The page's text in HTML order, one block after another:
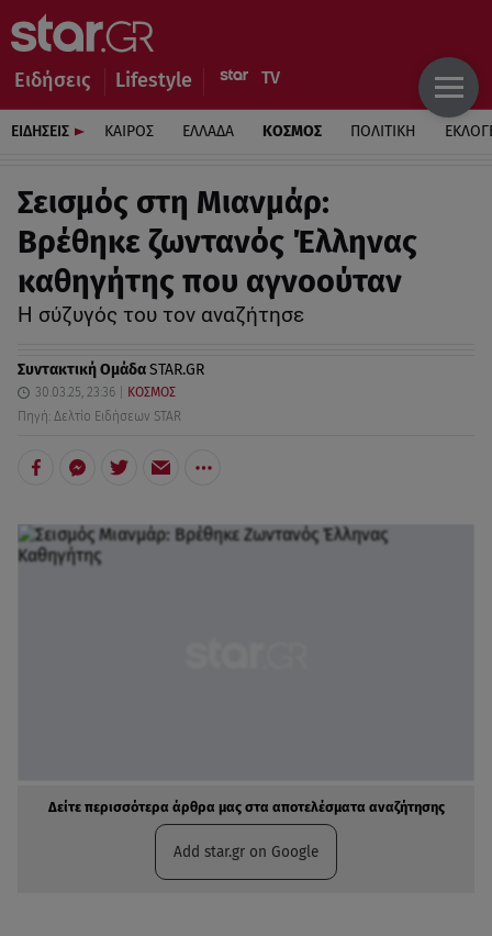
Ειδήσεις Lifestyle
ΕΙΔΗΣΕΙΣ ΚΑΙΡΟΣ ΕΛΛΑΔΑ ΚΟΣΜΟΣ ΠΟΛΙΤΙΚΗ
Σεισμός στη Μιανμάρ:
Βρέθηκε ζωντανός Έλληνας
καθηγήτης που αγνοούταν
Η σύζυγός του τον αναζήτησε
Συντακτική ΟμάδαSTAR.GR
30.03.25, 23:36
ΚΟΣΜΟΣ
Πηγή: Δελτίο Ειδήσεων STAR
Δείτε περισσότερα άρθρα μας στα αποτελέσματα αναζήτησης
Add star.gr on Google